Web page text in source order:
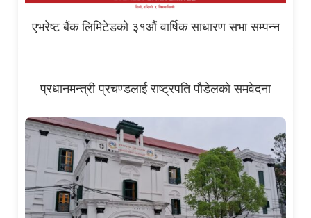
एभरेष्ट बैंक लिमिटेडको ३१औं वार्षिक साधारण सभा सम्पन्न
प्रधानमन्त्री प्रचण्डलाई राष्ट्रपति पौडेलको समवेदना